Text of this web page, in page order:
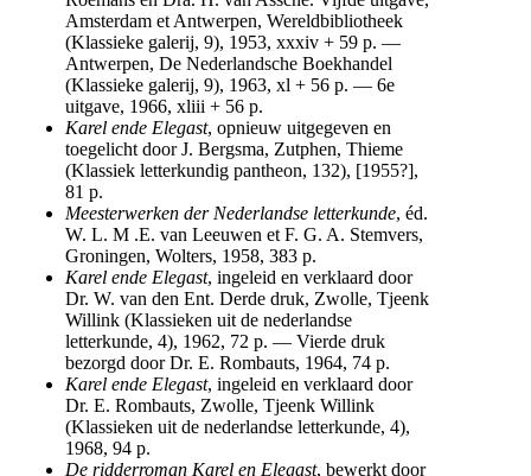
Amsterdam et Antwerpen, Wereldbibliotheek
(Klassieke galerij, 9), 1953, xxxiv + 59 p. —
Antwerpen, De Nederlandsche Boekhandel
(Klassieke galerij, 9), 1963, xl + 56 p. — 6e
uitgave, 1966, xliii + 56 p.
Karel ende Elegast, opnieuw uitgegeven en
toegelicht door J. Bergsma, Zutphen, Thieme
(Klassiek letterkundig pantheon, 132), [1955?],
81 p.
Meesterwerken der Nederlandse letterkunde, éd.
W. L. M .E. van Leeuwen et F. G. A. Stemvers,
Groningen, Wolters, 1958, 383 p.
Karel ende Elegast, ingeleid en verklaard door
Dr. W. van den Ent. Derde druk, Zwolle, Tjeenk
Willink (Klassieken uit de nederlandse
letterkunde, 4), 1962, 72 p. — Vierde druk
bezorgd door Dr. E. Rombauts, 1964, 74 p.
Karel ende Elegast, ingeleid en verklaard door
Dr. E. Rombauts, Zwolle, Tjeenk Willink
(Klassieken uit de nederlandse letterkunde, 4),
1968, 94 p.
De ridderroman Karel en Elegast, bewerkt door